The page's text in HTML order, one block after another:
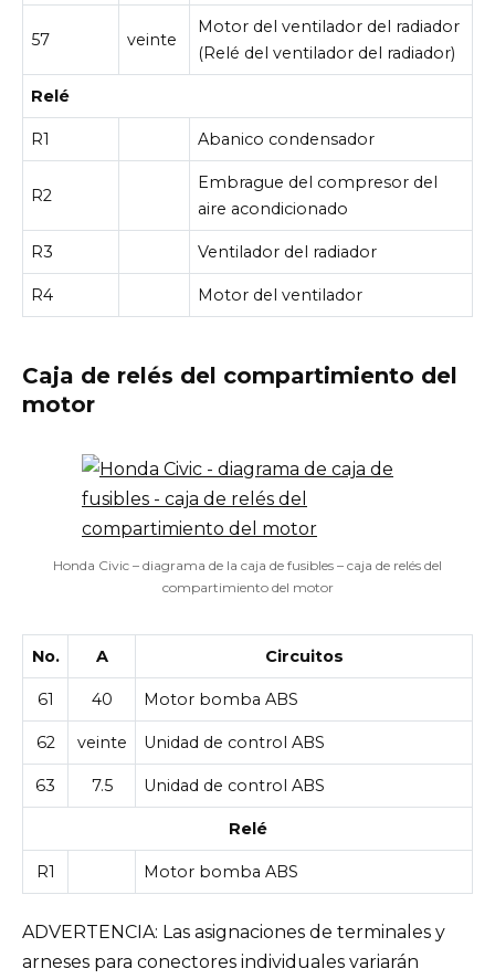
57 veinte
Motor del ventilador del radiador
(Relé del ventilador del radiador)
Relé
R1 Abanico condensador
R2
Embrague del compresor del
aire acondicionado
R3 Ventilador del radiador
R4 Motor del ventilador
Caja de relés del compartimiento del
motor
Honda Civic – diagrama de la caja de fusibles – caja de relés del
compartimiento del motor
No. A Circuitos
61 40 Motor bomba ABS
62 veinte Unidad de control ABS
63 7.5 Unidad de control ABS
Relé
R1 Motor bomba ABS
ADVERTENCIA: Las asignaciones de terminales y
arneses para conectores individuales variarán